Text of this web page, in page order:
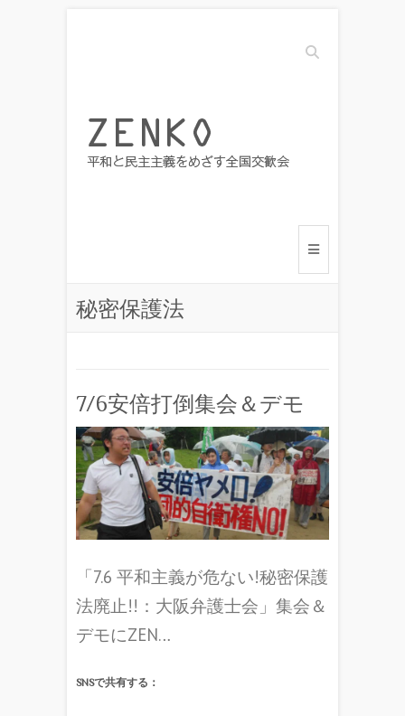
Search
秘密保護法
7/6安倍打倒集会＆デモ
「7.6 平和主義が危ない!秘密保護
法廃止!!：大阪弁護士会」集会＆
デモにZEN…
SNSで共有する：